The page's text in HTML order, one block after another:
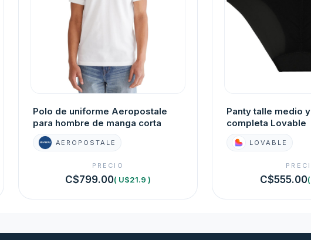
Polo de uniforme Aeropostale
para hombre de manga corta
AEROPOSTALE
PRECIO
C$799.00( U$21.9 )
Panty talle medio
completa Lovable
LOVABLE
C$555.00